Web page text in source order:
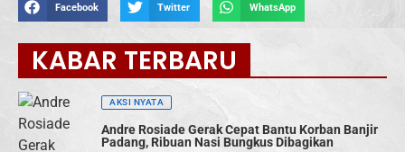
Facebook Twitter WhatsApp
KABAR TERBARU
AKSI NYATA
Andre Rosiade Gerak Cepat Bantu Korban Banjir
Padang, Ribuan Nasi Bungkus Dibagikan